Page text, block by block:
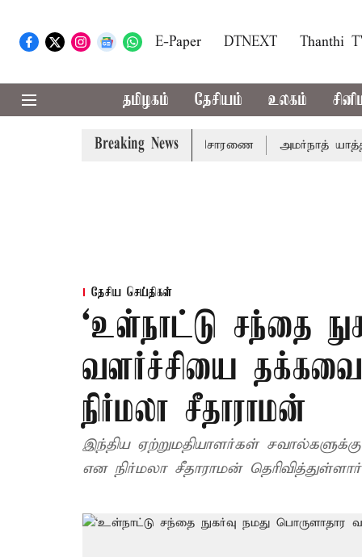
E-Paper DTNEXT Thanthi
தமிழகம் தேசியம் உலகம்
Breaking News
14ம்தேதி சுப்ரீம்கோர்ட்டில் விசாரணை அமர்நாத் யாத்திரை
தேசிய செய்திகள்
‘உள்நாட்டு சந்தை
வளர்ச்சியை
நிர்மலா சீதாராமன்
இந்திய ஏற்றுமதியாளர்கள்
என நிர்மலா சீதாராமன்